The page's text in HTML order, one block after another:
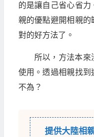
的是讓自己省心省
親的優點避開相親
對的好方法了。
所以，方法本來
使用。透過相親找
不為？
提供大陸相